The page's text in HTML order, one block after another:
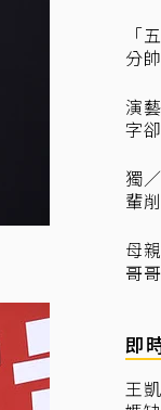
「
分
演
字
獨
輩
母
哥
即
王